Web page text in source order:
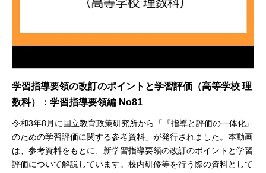
学習指導要領の改訂のポイントと学習評価（高等学校 理
数科）：学習指導要領編 No81
令和3年8月に国立教育政策研究所から「『指導と評価の一体化』
のための学習評価に関する参考資料」が発行されました。本動画
は、参考資料をもとに、新学習指導要領の改訂のポイントと学習
評価について解説しています。校内研修等を行う際の資料として